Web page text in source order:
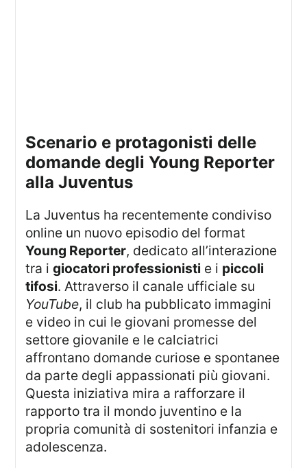
scenario e protagonisti delle
domande degli Young Reporter
alla Juventus
La Juventus ha recentemente condiviso
online un nuovo episodio del format
Young Reporter, dedicato all’interazione
tra igiocatori professionisti e i piccoli
tifosi. Attraverso il canale ufficiale su
YouTube, il club ha pubblicato immagini
e video in cui le giovani promesse del
settore giovanile e le calciatrici
affrontano domande curiose e spontanee
da parte degli appassionati più giovani.
Questa iniziativa mira a rafforzare il
rapporto tra il mondo juventino e la
propria comunità di sostenitori infanzia e
adolescenza.